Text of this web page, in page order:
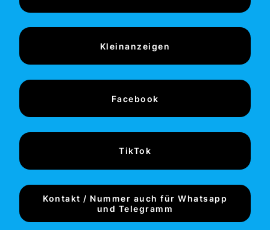
Kleinanzeigen
Facebook
TikTok
Kontakt / Nummer auch für Whatsapp
und Telegramm